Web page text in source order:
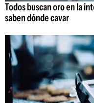
Todos buscan oro en la
saben dónde cavar